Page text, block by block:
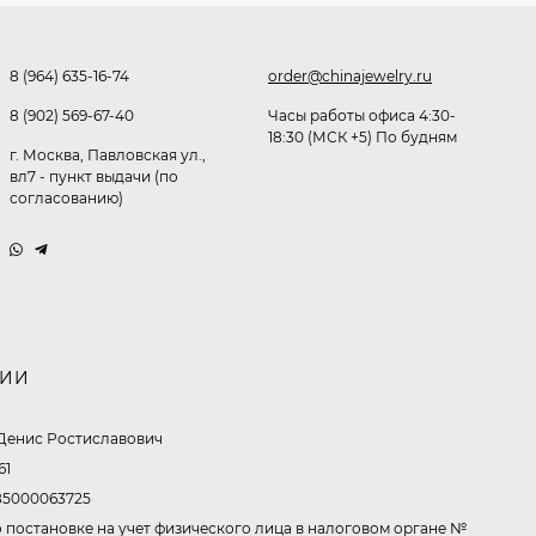
253₽
8 (964) 635-16-74
8 (902) 569-67-40
г. Москва, Павловская ул.,
вл7 - пункт выдачи (по
согласованию)
order@chinajewelry.ru
Часы работы офиса 4:30-
18:30 (МСК +5) По будням
Ростиславович
на учет физического лица в налоговом органе №